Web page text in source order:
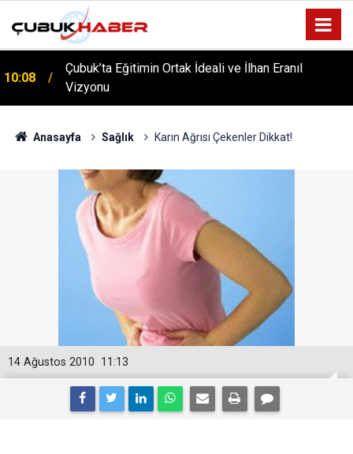
12:06
ÇUBUK’TA ‘YAZA MERHABA’ COŞKUSU: Kursiyerler
Gönüllerince Eğlendi!
Anasayfa Sağlık Karın Ağrısı Çekenler Dikkat!
11:13
14 Ağustos 2010